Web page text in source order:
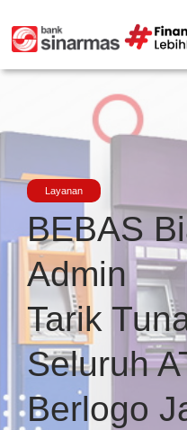
Layanan
BEBAS
Admin
Tarik
Seluruh
Berlogo